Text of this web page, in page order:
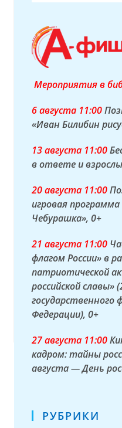
Мероприятия в
6 августа 11:00
«Иван Билибин
13 августа 11:00
в ответе и
20 августа 11:00
игровая
Чебурашка», 0+
21 августа 11:00
флагом России» в
патриотической
российской
государственного
Федерации), 0+
27 августа 11:00
кадром: тайны
августа — День
РУБРИКИ